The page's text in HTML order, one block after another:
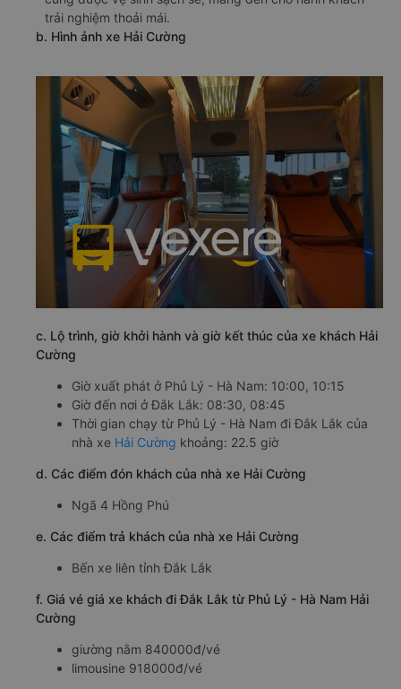
trải nghiệm thoải mái.
b. Hình ảnh xe Hải Cường
c. Lộ trình, giờ khởi hành và giờ kết thúc của xe khách Hải
Cường
Giờ xuất phát ở Phủ Lý - Hà Nam: 10:00, 10:15
Giờ đến nơi ở Đắk Lắk: 08:30, 08:45
Thời gian chạy từ Phủ Lý - Hà Nam đi Đắk Lắk của
nhà xe Hải Cường khoảng: 22.5 giờ
d. Các điểm đón khách của nhà xe Hải Cường
Ngã 4 Hồng Phú
e. Các điểm trả khách của nhà xe Hải Cường
Bến xe liên tỉnh Đắk Lắk
f. Giá vé giá xe khách đi Đắk Lắk từ Phủ Lý - Hà Nam Hải
Cường
giường nằm 840000đ/vé
limousine 918000đ/vé